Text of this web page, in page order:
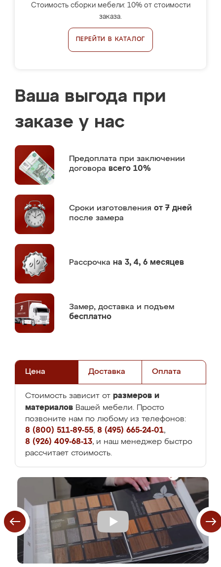
Стоимость сборки мебели: 10% от стоимости
заказа.
ПЕРЕЙТИ В КАТАЛОГ
Ваша выгода при
заказе у нас
Предоплата при заключении
договора всего 10%
Сроки изготовления от 7 дней
после замера
Рассрочка на 3, 4, 6 месяцев
Замер, доставка и подъем
бесплатно
Цена Доставка Оплата
Стоимость зависит от размеров и
материалов Вашей мебели. Просто
позвоните нам по любому из телефонов:
8 (800) 511-89-55, 8 (495) 665-24-01,
8 (926) 409-68-13, и наш менеджер быстро
рассчитает стоимость.